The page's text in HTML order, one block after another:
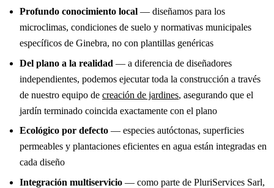
Profundo conocimiento local — diseñamos para los
microclimas, condiciones de suelo y normativas municipales
específicos de Ginebra, no con plantillas genéricas
Del plano a la realidad — a diferencia de diseñadores
independientes, podemos ejecutar toda la construcción a través
de nuestro equipo de creación de jardines, asegurando que el
jardín terminado coincida exactamente con el plano
Ecológico por defecto — especies autóctonas, superficies
permeables y plantaciones eficientes en agua están integradas en
cada diseño
Integración multiservicio — como parte de PluriServices Sarl,